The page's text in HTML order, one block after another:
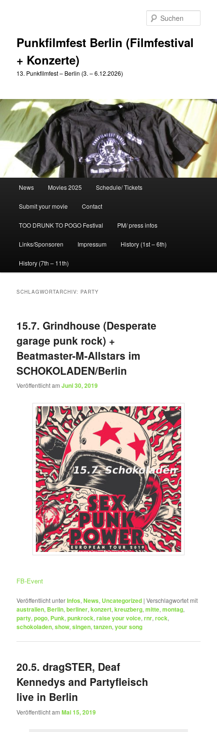
Punkfilmfest Berlin (Filmfestival
+ Konzerte)
13. Punkfilmfest – Berlin (3. – 6.12.2026)
News Movies 2025 Schedule/ Tickets
Submit your movie Contact
TOO DRUNK TO POGO Festival PM/ press infos
Links/Sponsoren Impressum History (1st – 6th)
History (7th – 11th)
SCHLAGWORTARCHIV: PARTY
15.7. Grindhouse (Desperate
garage punk rock) +
Beatmaster-M-Allstars im
SCHOKOLADEN/Berlin
Veröffentlicht amJuni 30, 2019
FB-Event
Veröffentlicht unterInfos,News, Uncategorized |Verschlagwortet mit
australien, Berlin,berliner,konzert,kreuzberg,mitte,montag,
party,pogo, Punk,punkrock,raise your voice,rnr,rock,
schokoladen,show,singen,tanzen,your song
20.5. dragSTER, Deaf
Kennedys and Partyfleisch
live in Berlin
Veröffentlicht amMai 15, 2019